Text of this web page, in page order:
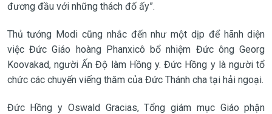
đương đầu với những thách đố ấy”.
Thủ tướng Modi cũng nhắc đến như một dịp để hãnh diện
việc Đức Giáo hoàng Phanxicô bổ nhiệm Đức ông Georg
Koovakad, người Ấn Độ làm Hồng y. Đức Hồng y là người tổ
chức các chuyến viếng thăm của Đức Thánh cha tại hải ngoại.
Đức Hồng y Oswald Gracias, Tổng giám mục Giáo phận